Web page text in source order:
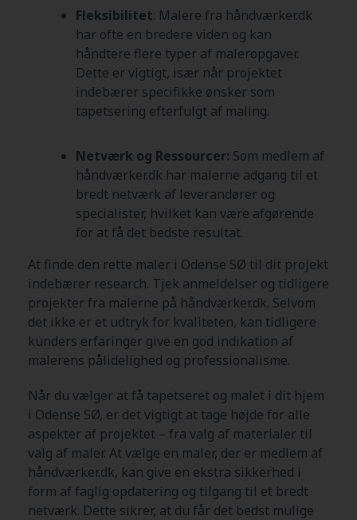
Fleksibilitet: Malere fra håndværker.dk
har ofte en bredere viden og kan
håndtere flere typer af maleropgaver.
Dette er vigtigt, især når projektet
indebærer specifikke ønsker som
tapetsering efterfulgt af maling.
Netværk og Ressourcer: Som medlem af
håndværker.dk har malerne adgang til et
bredt netværk af leverandører og
specialister, hvilket kan være afgørende
for at få det bedste resultat.
At finde den rette maler i Odense SØ til dit projekt
indebærer research. Tjek anmeldelser og tidligere
projekter fra malerne på håndværker.dk. Selvom
det ikke er et udtryk for kvaliteten, kan tidligere
kunders erfaringer give en god indikation af
malerens pålidelighed og professionalisme.
Når du vælger at få tapetseret og malet i dit hjem
i Odense SØ, er det vigtigt at tage højde for alle
aspekter af projektet – fra valg af materialer til
valg af maler. At vælge en maler, der er medlem af
håndværker.dk, kan give en ekstra sikkerhed i
form af faglig opdatering og tilgang til et bredt
netværk. Dette sikrer, at du får det bedst mulige